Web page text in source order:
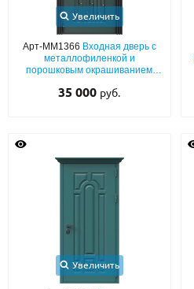
Увеличить
Арт-ММ1366 Входная дверь с
металлофиленкой и
порошковым окрашиванием
35 000 руб.
Увеличить